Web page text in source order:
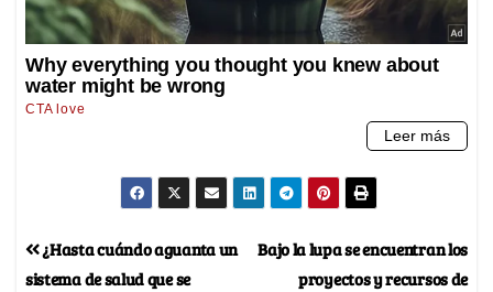
Bajo la lupa se encuentran los
proyectos y recursos de
¿Hasta cuándo aguanta un
sistema de salud que se